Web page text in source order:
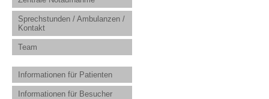
Sprechstunden / Ambulanzen /
Kontakt
Team
Informationen für Patienten
Informationen für Besucher